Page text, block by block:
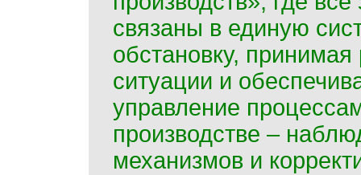
связаны в единую
обстановку,
ситуации и
управление
производстве –
механизмов и